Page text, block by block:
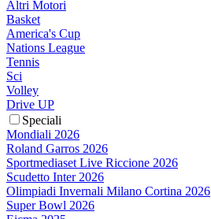
Altri Motori
Basket
America's Cup
Nations League
Tennis
Sci
Volley
Drive UP
Speciali
Mondiali 2026
Roland Garros 2026
Sportmediaset Live Riccione 2026
Scudetto Inter 2026
Olimpiadi Invernali Milano Cortina 2026
Super Bowl 2026